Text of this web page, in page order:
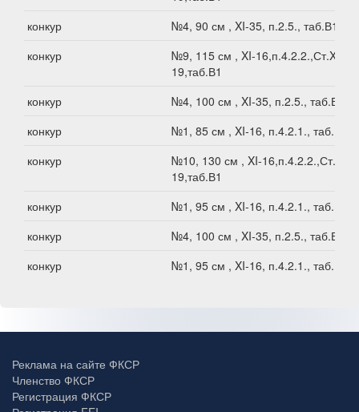
конкур
№4, 90 см , XI-35, п.2.5., таб.В1
конкур
№9, 115 см , XI-16,п.4.2.2.,Ст.XI-
19,таб.В1
конкур
№4, 100 см , XI-35, п.2.5., таб.В1
конкур
№1, 85 см , XI-16, п.4.2.1., таб.В1
конкур
№10, 130 см , XI-16,п.4.2.2.,Ст.XI-
19,таб.В1
конкур
№1, 95 см , XI-16, п.4.2.1., таб.В1
конкур
№4, 100 см , XI-35, п.2.5., таб.В1
конкур
№1, 95 см , XI-16, п.4.2.1., таб.В1
Реклама на сайте ФКСР
Членство ФКСР
Регистрация ФКСР